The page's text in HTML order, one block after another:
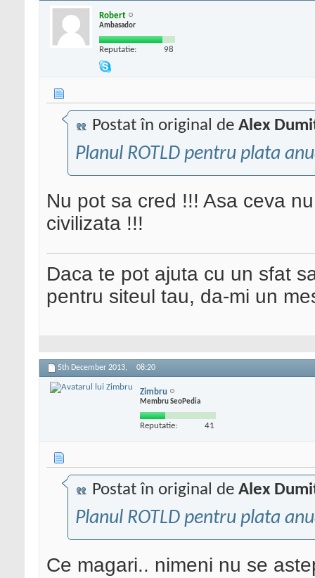
Robert
Ambasador
Reputatie: 98
Postat în original de Alex
Planul ROTLD pentru plata
Nu pot sa cred !!! Asa ceva
civilizata !!!
Daca te pot ajuta cu un sfat
pentru siteul tau, da-mi un
5th December 2013, 08:20
Zimbru
Membru SeoPedia
Reputatie: 41
Postat în original de Alex
Planul ROTLD pentru plata
Ce magari.. nimeni nu se